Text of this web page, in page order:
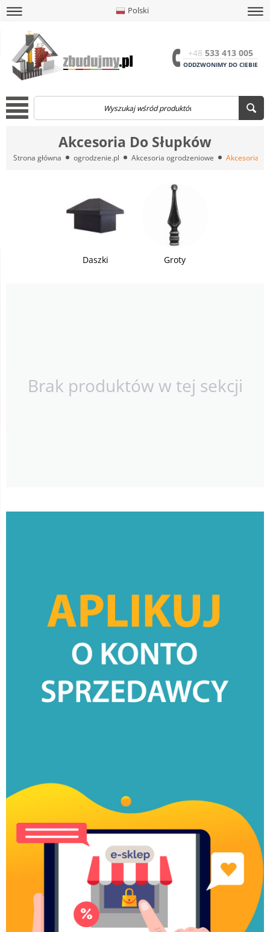
Polski
+48 533 413 005
ODDZWONIMY DO CIEBIE
menu
Akcesoria Do Słupków
Strona główna ogrodzenie.pl Akcesoria ogrodzeniowe Akcesoria
Daszki Groty
menu
Brak produktów w tej sekcji
menu